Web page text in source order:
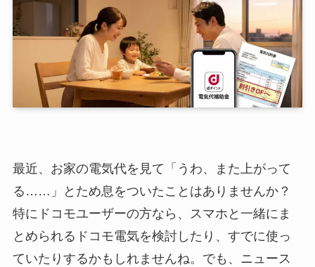
最近、お家の電気代を見て「うわ、また上がって
る……」とため息をついたことはありませんか？
特にドコモユーザーの方なら、スマホと一緒にま
とめられるドコモ電気を検討したり、すでに使っ
ていたりするかもしれませんね。でも、ニュース